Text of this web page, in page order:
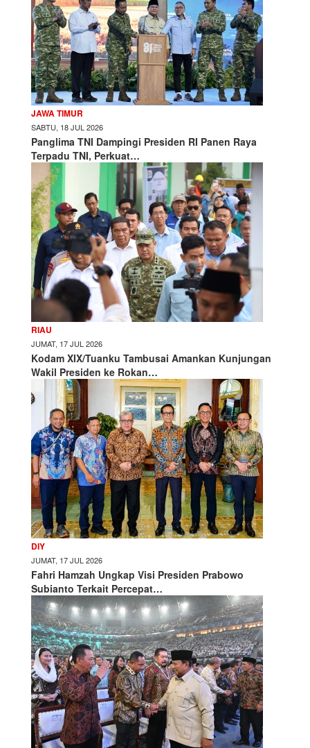
JAWA TIMUR
SABTU, 18 JUL 2026
Panglima TNI Dampingi Presiden RI Panen Raya
Terpadu TNI, Perkuat…
RIAU
JUMAT, 17 JUL 2026
Kodam XIX/Tuanku Tambusai Amankan Kunjungan
Wakil Presiden ke Rokan…
DIY
JUMAT, 17 JUL 2026
Fahri Hamzah Ungkap Visi Presiden Prabowo
Subianto Terkait Percepat…